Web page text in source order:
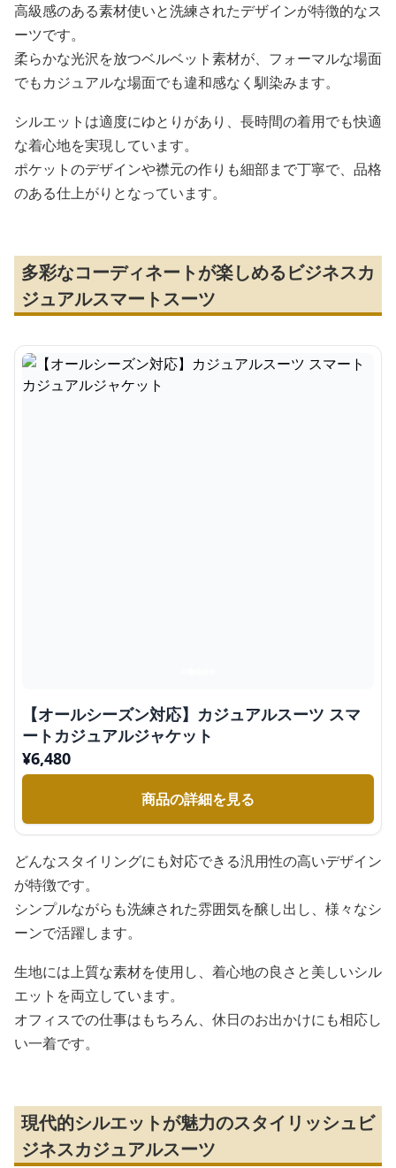
高級感のある素材使いと洗練されたデザインが特徴的なス
ーツです。
柔らかな光沢を放つベルベット素材が、フォーマルな場面
でもカジュアルな場面でも違和感なく馴染みます。
シルエットは適度にゆとりがあり、長時間の着用でも快適
な着心地を実現しています。
ポケットのデザインや襟元の作りも細部まで丁寧で、品格
のある仕上がりとなっています。
多彩なコーディネートが楽しめるビジネスカ
ジュアルスマートスーツ
【オールシーズン対応】カジュアルスーツ スマ
ートカジュアルジャケット
¥6,480
商品の詳細を見る
どんなスタイリングにも対応できる汎用性の高いデザイン
が特徴です。
シンプルながらも洗練された雰囲気を醸し出し、様々なシ
ーンで活躍します。
生地には上質な素材を使用し、着心地の良さと美しいシル
エットを両立しています。
オフィスでの仕事はもちろん、休日のお出かけにも相応し
い一着です。
現代的シルエットが魅力のスタイリッシュビ
ジネスカジュアルスーツ